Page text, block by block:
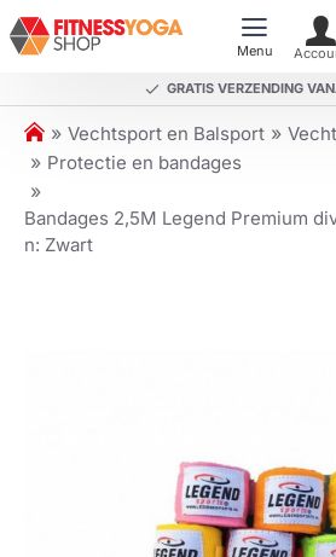
GRATIS VERZENDING
h
o
e
Vechtsport en Balsport
Protectie en bandages
Bandages 2,5M Legend Premium
n: Zwart